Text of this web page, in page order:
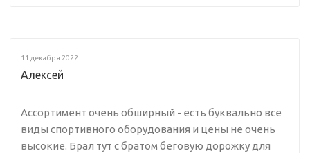
11 декабря 2022
Алексей
Ассортимент очень обширный - есть буквально все
виды спортивного оборудования и цены не очень
высокие. Брал тут с братом беговую дорожку для